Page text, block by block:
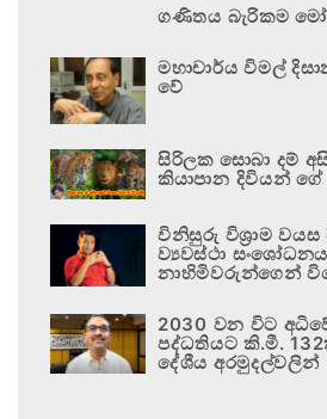
ගණිතය බැරිකම
මහාචාර්ය විමල්
වේ
සිරිලක සොබා දම්
කියාපාන දිවියන්
විනිසුරු විශ්‍රාම වයස
ව්‍යවස්ථා
නාහිමිවරුන්ගෙන්
2030 වන විට
පද්ධතියට කි.මී.
දේශීය අරමුදල්වලින්